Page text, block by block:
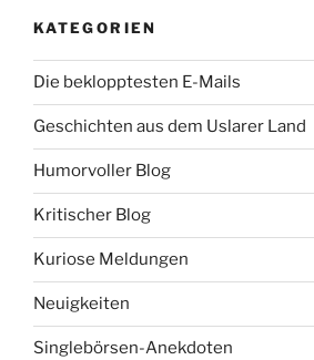
KATEGORIEN
Die beklopptesten E-Mails
Geschichten aus dem Uslarer Land
Humorvoller Blog
Kritischer Blog
Kuriose Meldungen
Neuigkeiten
Singlebörsen-Anekdoten